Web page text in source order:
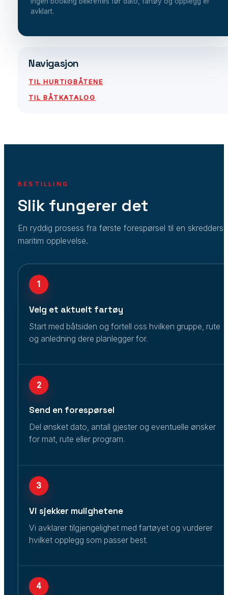
avklart.
Navigasjon
TIL HURTIGBÅTENE
TIL BÅTKATALOG
BESTILLING
Slik fungerer det
En ryddig prosess fra første forespørsel til en
maritim opplevelse.
1
Velg et aktuelt fartøy
Start med båtsiden og fortell oss hvilken gruppe, rute
og anledning dere planlegger for.
2
Send en forespørsel
Del ønsket dato, antall gjester og eventuelle ønsker
for mat, rute eller program.
3
Vi sjekker mulighetene
Vi avklarer tilgjengelighet med fartøyet og vurderer
hvilket opplegg som passer best.
4